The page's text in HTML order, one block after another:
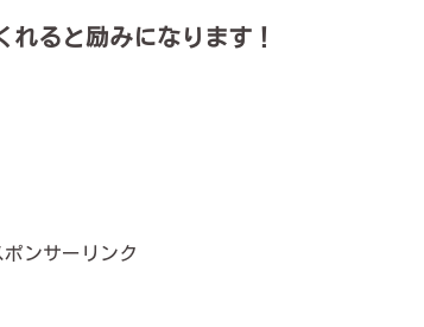
ると励みになります！
ポンサーリンク